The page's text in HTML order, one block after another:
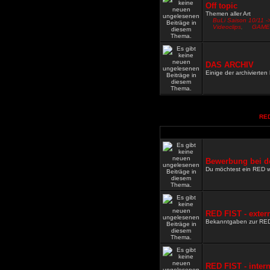
Off topic
Themen aller Art
BuLi Saison 10/11 -
Videoclips
DAS ARCHIV
Einige der
Bewerbung bei
Du möchtest ein RED
RED FIST -
Bekanntgaben zur
RED FIST - intern